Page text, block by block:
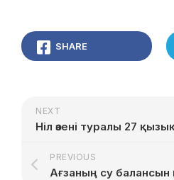
SHARE
NEXT
Ніл өзені туралы 27
PREVIOUS